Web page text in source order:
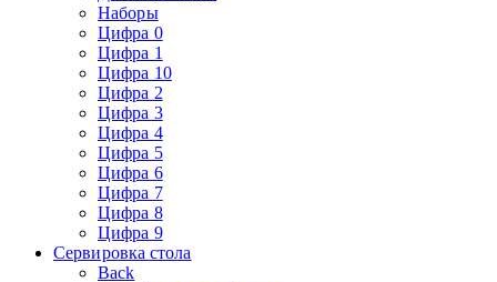
Наборы
Цифра 0
Цифра 1
Цифра 10
Цифра 2
Цифра 3
Цифра 4
Цифра 5
Цифра 6
Цифра 7
Цифра 8
Цифра 9
Сервировка стола
Back